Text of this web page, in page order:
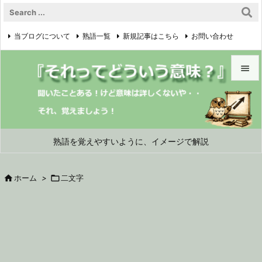
熟語を覚えやすいように、イメージで解説


メニュ


当ブログについて 熟語一覧 新規記事はこちら お問い合わせ
プライバシーポリシー 
 ホーム >  二文字